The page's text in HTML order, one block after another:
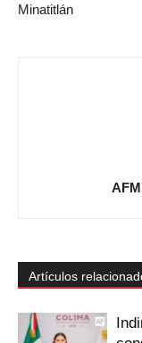
Minatitlán
Artículos